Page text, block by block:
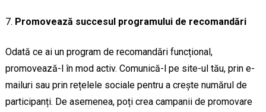
Promovează succesul programului de recomandări
Odată ce ai un program de recomandări funcțional,
promovează-l în mod activ. Comunică-l pe site-ul tău, prin e-
mailuri sau prin rețelele sociale pentru a crește numărul de
participanți. De asemenea, poți crea campanii de promovare